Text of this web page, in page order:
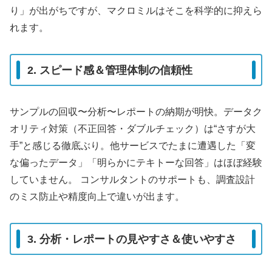
り」が出がちですが、マクロミルはそこを科学的に抑えら
れます。
2. スピード感＆管理体制の信頼性
サンプルの回収〜分析〜レポートの納期が明快。データク
オリティ対策（不正回答・ダブルチェック）は“さすが大
手”と感じる徹底ぶり。他サービスでたまに遭遇した「変
な偏ったデータ」「明らかにテキトーな回答」はほぼ経験
していません。 コンサルタントのサポートも、調査設計
のミス防止や精度向上で違いが出ます。
3. 分析・レポートの見やすさ＆使いやすさ